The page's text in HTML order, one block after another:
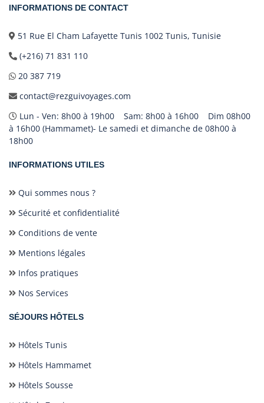
INFORMATIONS DE CONTACT
51 Rue El Cham Lafayette Tunis 1002 Tunis, Tunisie
(+216) 71 831 110
20 387 719
contact@rezguivoyages.com
Lun - Ven: 8h00 à 19h00 Sam: 8h00 à 16h00 Dim 08h00
à 16h00 (Hammamet)- Le samedi et dimanche de 08h00 à
18h00
INFORMATIONS UTILES
Qui sommes nous ?
Sécurité et confidentialité
Conditions de vente
Mentions légales
Infos pratiques
Nos Services
SÉJOURS HÔTELS
Hôtels Tunis
Hôtels Hammamet
Hôtels Sousse